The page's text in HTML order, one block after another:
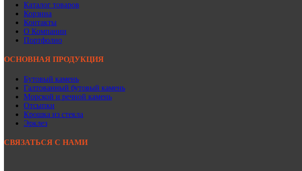
Каталог товаров
Корзина
Контакты
О Компании
Портфолио
ОСНОВНАЯ ПРОДУКЦИЯ
Бутовый камень
Галтованный бутовый камень
Морской и речной камень
Отсыпки
Крошка из стекла
Эрклез
СВЯЗАТЬСЯ С НАМИ